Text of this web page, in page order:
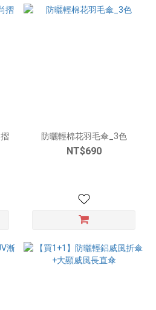
防曬輕棉花羽毛傘_3色
NT$690